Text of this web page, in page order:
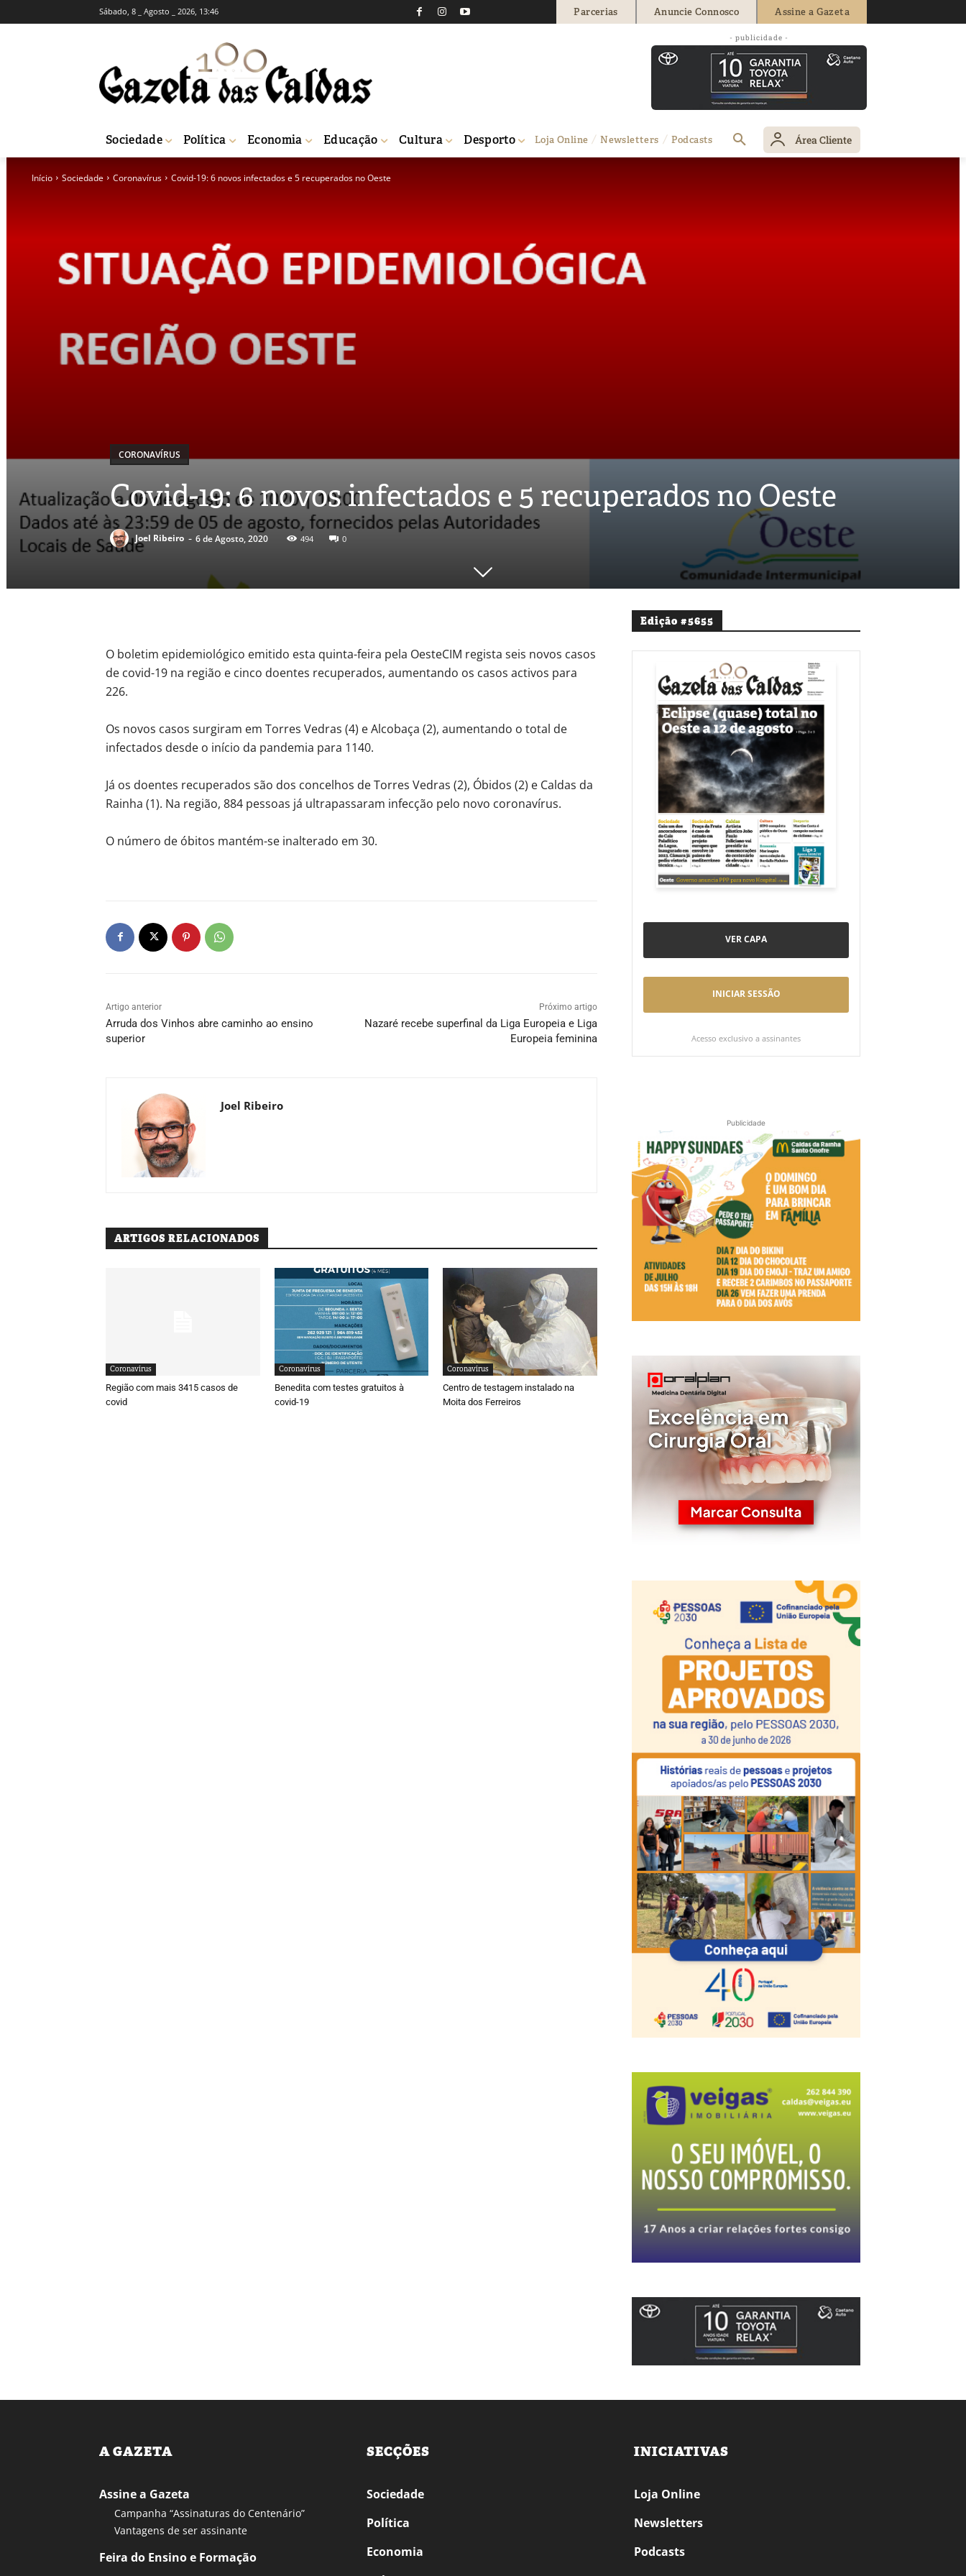
Sábado, 8 _ Agosto _ 2026, 13:46 Parcerias Anuncie Connosco Assine a Gazeta
- publicidade -
Sociedade Política Economia Educação Cultura Desporto Loja Online Newsletters Podcasts Área Cliente
Início Sociedade Coronavírus Covid-19: 6 novos infectados e 5 recuperados no Oeste
CORONAVÍRUS
Covid-19: 6 novos infectados e 5 recuperados no Oeste
Joel Ribeiro - 6 de Agosto, 2020 494 0
O boletim epidemiológico emitido esta quinta-feira pela OesteCIM regista seis novos casos
de covid-19 na região e cinco doentes recuperados, aumentando os casos activos para
226.
Os novos casos surgiram em Torres Vedras (4) e Alcobaça (2), aumentando o total de
infectados desde o início da pandemia para 1140.
Já os doentes recuperados são dos concelhos de Torres Vedras (2), Óbidos (2) e Caldas da
Rainha (1). Na região, 884 pessoas já ultrapassaram infecção pelo novo coronavírus.
O número de óbitos mantém-se inalterado em 30.
Artigo anterior
Arruda dos Vinhos abre caminho ao ensino
superior
Próximo artigo
Nazaré recebe superfinal da Liga Europeia e Liga
Europeia feminina
Joel Ribeiro
ARTIGOS RELACIONADOS
Coronavírus
Região com mais 3415 casos de
covid
Coronavírus
Benedita com testes gratuitos à
covid-19
Coronavírus
Centro de testagem instalado na
Moita dos Ferreiros
Edição #5655
VER CAPA
INICIAR SESSÃO
Acesso exclusivo a assinantes
Publicidade
A GAZETA
Assine a Gazeta
Campanha “Assinaturas do Centenário”
Vantagens de ser assinante
Feira do Ensino e Formação
SECÇÕES
Sociedade
Política
Economia
INICIATIVAS
Loja Online
Newsletters
Podcasts